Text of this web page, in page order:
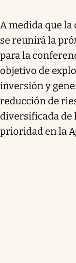
A medida que
se reunirá la
para la
objetivo de
inversión y
reducción de
diversificada de
prioridad en la